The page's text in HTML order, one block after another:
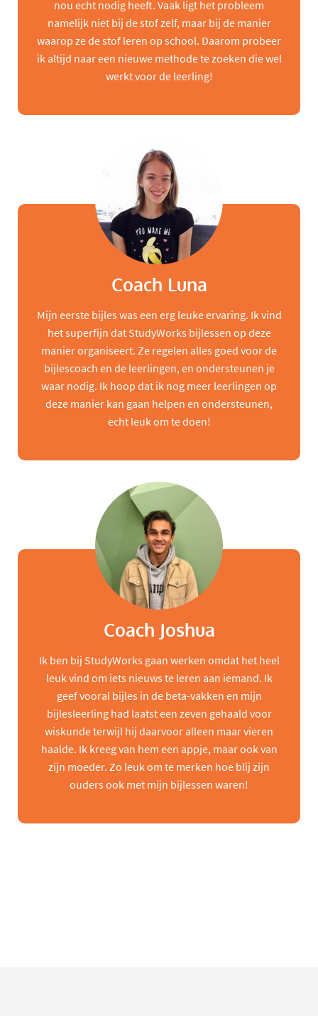
nou echt nodig heeft. Vaak ligt het probleem
namelijk niet bij de stof zelf, maar bij de manier
waarop ze de stof leren op school. Daarom probeer
ik altijd naar een nieuwe methode te zoeken die wel
werkt voor de leerling!
Coach Luna
Mijn eerste bijles was een erg leuke ervaring. Ik vind
het superfijn dat StudyWorks bijlessen op deze
manier organiseert. Ze regelen alles goed voor de
bijlescoach en de leerlingen, en ondersteunen je
waar nodig. Ik hoop dat ik nog meer leerlingen op
deze manier kan gaan helpen en ondersteunen,
echt leuk om te doen!
Coach Joshua
Ik ben bij StudyWorks gaan werken omdat het heel
leuk vind om iets nieuws te leren aan iemand. Ik
geef vooral bijles in de beta-vakken en mijn
bijlesleerling had laatst een zeven gehaald voor
wiskunde terwijl hij daarvoor alleen maar vieren
haalde. Ik kreeg van hem een appje, maar ook van
zijn moeder. Zo leuk om te merken hoe blij zijn
ouders ook met mijn bijlessen waren!